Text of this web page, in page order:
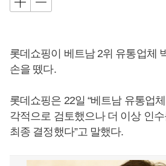
롯데쇼핑이 베트남 2위 유통업체
손을 뗐다.
롯데쇼핑은 22일 “베트남 유통업
각적으로 검토했으나 더 이상 인
최종 결정했다”고 말했다.